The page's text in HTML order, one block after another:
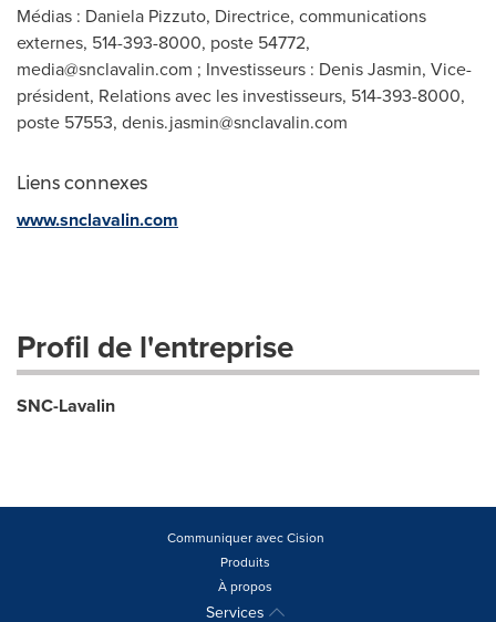
Médias : Daniela Pizzuto, Directrice, communications
externes, 514-393-8000, poste 54772,
media@snclavalin.com ; Investisseurs : Denis Jasmin, Vice-
président, Relations avec les investisseurs, 514-393-8000,
poste 57553, denis.jasmin@snclavalin.com
Liens connexes
www.snclavalin.com
Profil de l'entreprise
SNC-Lavalin
Communiquer avec Cision
Produits
À propos
Services